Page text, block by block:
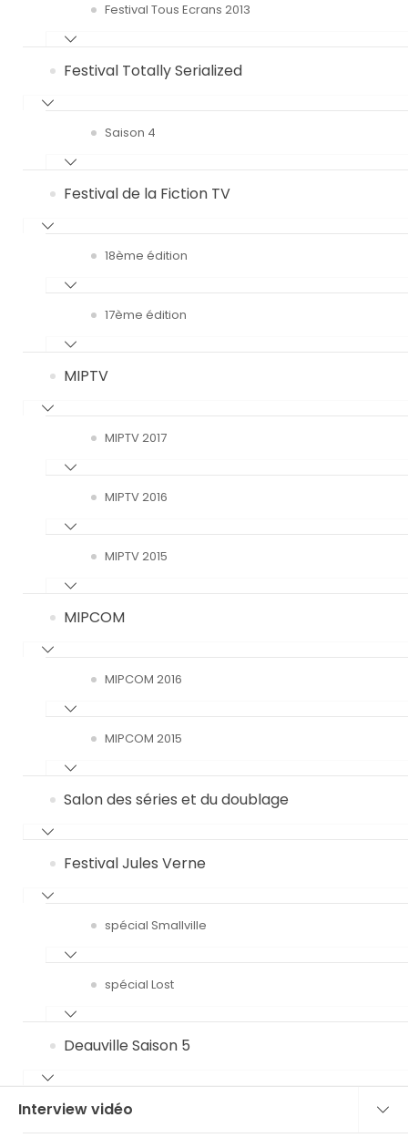
Festival Tous Ecrans 2013
Festival Totally Serialized
Saison 4
Festival de la Fiction TV
18ème édition
17ème édition
MIPTV
MIPTV 2017
MIPTV 2016
MIPTV 2015
MIPCOM
MIPCOM 2016
MIPCOM 2015
Salon des séries et du doublage
Festival Jules Verne
spécial Smallville
spécial Lost
Deauville Saison 5
Interview vidéo